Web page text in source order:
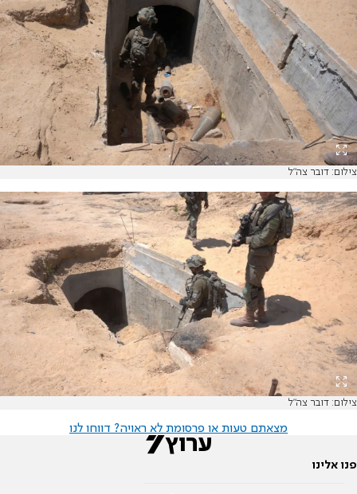
צילום: דובר צה"ל
צילום: דובר צה"ל
מצאתם טעות או פרסומת לא ראויה? דווחו לנו
פנו אלינו